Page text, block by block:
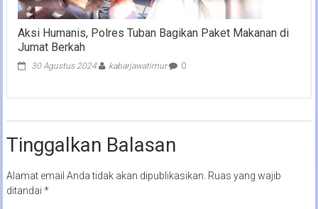
Aksi Humanis, Polres Tuban Bagikan Paket Makanan di
Jumat Berkah
30 Agustus 2024 kabarjawatimur 0
Tinggalkan Balasan
Alamat email Anda tidak akan dipublikasikan. Ruas yang wajib
ditandai *